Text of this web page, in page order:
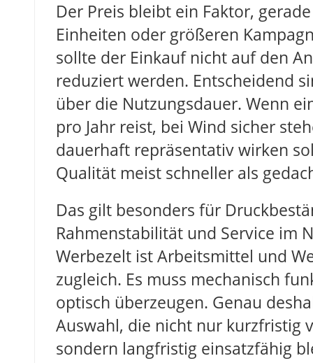
Der Preis bleibt ein Faktor,
Einheiten oder größeren
sollte der Einkauf nicht auf den
reduziert werden. Entscheidend
über die Nutzungsdauer. Wenn
pro Jahr reist, bei Wind sicher
dauerhaft repräsentativ wirken
Qualität meist schneller als
Das gilt besonders für
Rahmenstabilität und Service im
Werbezelt ist Arbeitsmittel und
zugleich. Es muss mechanisch
optisch überzeugen. Genau
Auswahl, die nicht nur kurzfristig
sondern langfristig einsatzfähig